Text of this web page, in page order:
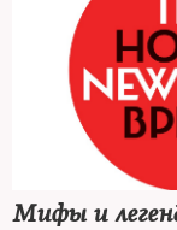
Мифы и